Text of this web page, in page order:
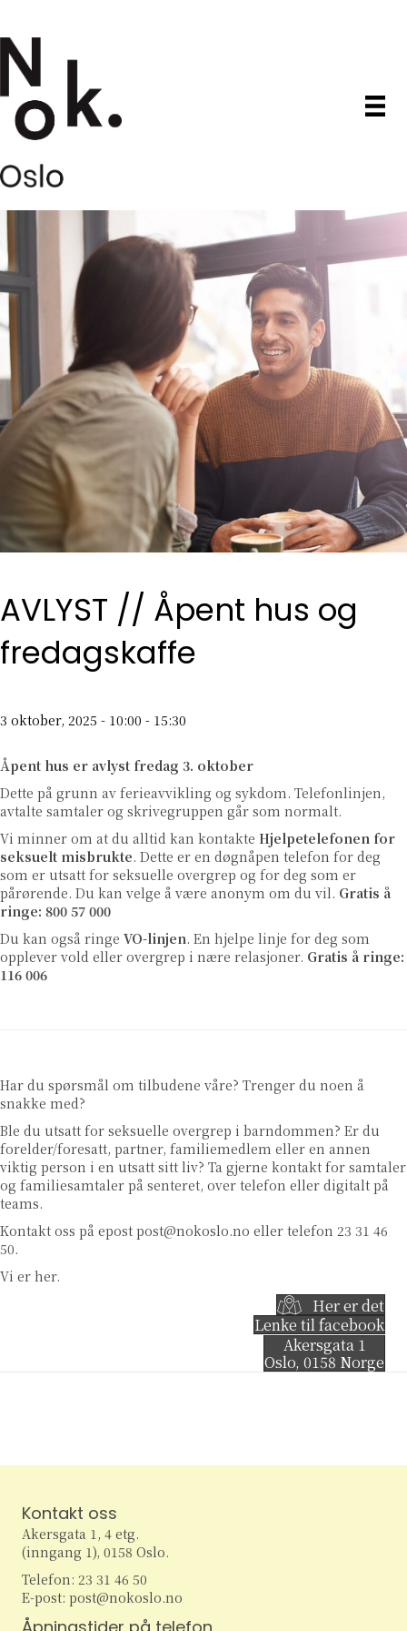
AVLYST // Åpent hus og
fredagskaffe
3 oktober, 2025 - 10:00 - 15:30
Åpent hus er avlyst fredag 3. oktober
Dette på grunn av ferieavvikling og sykdom. Telefonlinjen,
avtalte samtaler og skrivegruppen går som normalt.
Vi minner om at du alltid kan kontakte Hjelpetelefonen for
seksuelt misbrukte. Dette er en døgnåpen telefon for deg
som er utsatt for seksuelle overgrep og for deg som er
pårørende. Du kan velge å være anonym om du vil. Gratis å
ringe: 800 57 000
Du kan også ringe VO-linjen. En hjelpe linje for deg som
opplever vold eller overgrep i nære relasjoner. Gratis å ringe:
116 006
Har du spørsmål om tilbudene våre? Trenger du noen å
snakke med?
Ble du utsatt for seksuelle overgrep i barndommen? Er du
forelder/foresatt, partner, familiemedlem eller en annen
viktig person i en utsatt sitt liv? Ta gjerne kontakt for samtaler
og familiesamtaler på senteret, over telefon eller digitalt på
teams.
Kontakt oss på epost post@nokoslo.no eller telefon 23 31 46
50.
Vi er her.
Her er det
Lenke til facebook
Akersgata 1
Oslo, 0158 Norge
Kontakt oss
Akersgata 1, 4 etg.
(inngang 1), 0158 Oslo.
Telefon: 23 31 46 50
E-post: post@nokoslo.no